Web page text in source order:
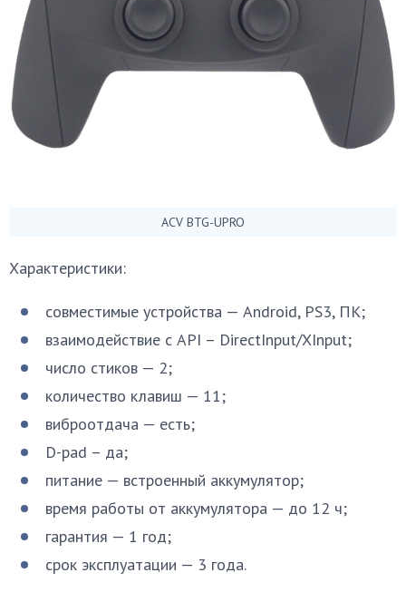
ACV BTG-UPRO
Характеристики:
совместимые устройства — Android, PS3, ПК;
взаимодействие с API – DirectInput/XInput;
число стиков — 2;
количество клавиш — 11;
виброотдача — есть;
D-pad – да;
питание — встроенный аккумулятор;
время работы от аккумулятора — до 12 ч;
гарантия — 1 год;
срок эксплуатации — 3 года.